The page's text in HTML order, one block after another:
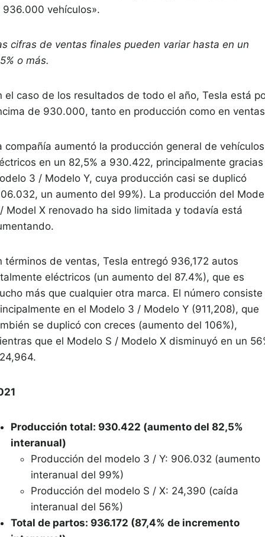
936.000 vehículos».
cifras de ventas finales pueden variar hasta en un
o más.
el caso de los resultados de todo el año, Tesla está
de 930.000, tanto en producción como en
compañía aumentó la producción general de vehículos
en un 82,5% a 930.422, principalmente
3 / Modelo Y, cuya producción casi se duplicó
un aumento del 99%). La producción del
Model X renovado ha sido limitada y todavía está
términos de ventas, Tesla entregó 936,172 autos
eléctricos (un aumento del 87.4%), que es
más que cualquier otra marca. El número consiste
en el Modelo 3 / Modelo Y (911,208), que
se duplicó con creces (aumento del 106%),
que el Modelo S / Modelo X disminuyó en un
Producción total: 930.422 (aumento del 82,5%
interanual)
Producción del modelo 3 / Y: 906.032 (aumento
interanual del 99%)
Producción del modelo S / X: 24,390 (caída
interanual del 56%)
Total de partos: 936.172 (87,4% de incremento